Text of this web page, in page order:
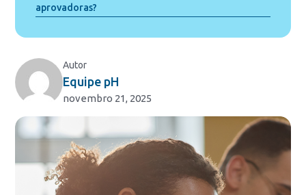
aprovadoras?
Autor
Equipe pH
novembro 21, 2025